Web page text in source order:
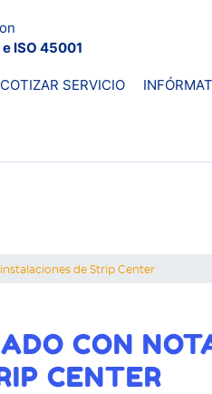
ISO 45001
COTIZAR SERVICIO
de Strip Center
CON
CENTER